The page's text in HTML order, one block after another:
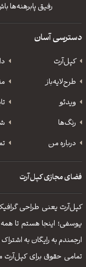
رفیق پابرهنه‌ها
دسترسی آسان
کپل‌آرت
طرح‌لایه‌باز
ویدئو
رنگ‌ها
درباره من
فضای مجازی کپل‌آرت
کپل‌آرت یعنی طراحی
یوسفی؛ اینجا هستم تا
ارجمندم به رایگان به اشتراک
تمامی حقوق برای کپل‌آرت